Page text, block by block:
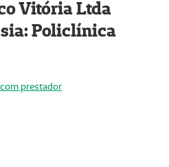
Vitória Ltda
Policlínica
prestador